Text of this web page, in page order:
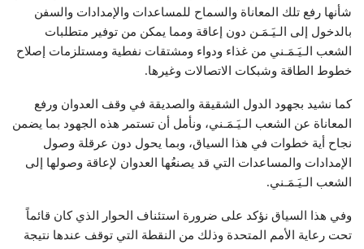
شأنها رفع تلك المعاناة والسماح للمساعدات والإمدادات والسفن
بالدخول إلى الـيَـمَـن دون إعاقة ومما يمكن من توفير متطلبات
الشعب الـيَـمَـني من غذاء ودواء ومشتقات نفطية ومستلزمات إصلاح
خطوط الطاقة وشبكات الاتصالات وغيرها.
كما نشيد بجهود الدول الشقيقة والصديقة في وقف العدوان ورفع
المعاناة عن الشعب الـيَـمَـني، ونأمل أن تستمر هذه الجهود بما يضمن
نجاح أية خطوات في هذا السياق، وبما يحول دون عرقلة وصول
الإمدادات والمساعدات التي قد يصنعُها العدوان لإعاقة وصولها إلى
الشعب الـيَـمَـني.
وفي هذا السياق نؤكد على ضرورة استئناف الحوار الذي كان قائماً
تحت رعاية الأمم المتحدة وذلك من النقطة التي توقف عندها نتيجة